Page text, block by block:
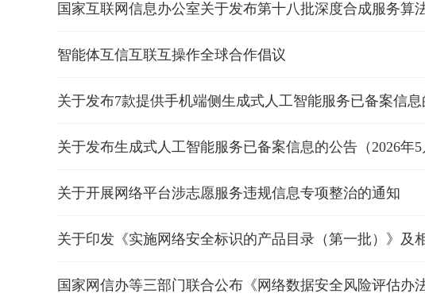
国家互联网信息办公室关于发布第十八批深度合成服务算
智能体互信互联互操作全球合作倡议
关于发布7款提供手机端侧生成式人工智能服务已备案信
关于发布生成式人工智能服务已备案信息的公告（2026年5
关于开展网络平台涉志愿服务违规信息专项整治的通知
关于印发《实施网络安全标识的产品目录（第一批）》及
国家网信办等三部门联合公布《网络数据安全风险评估办法